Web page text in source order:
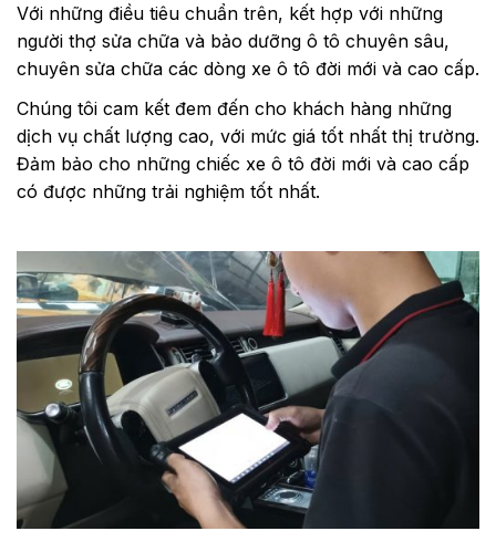
Với những điều tiêu chuẩn trên, kết hợp với những
người thợ sửa chữa và bảo dưỡng ô tô chuyên sâu,
chuyên sửa chữa các dòng xe ô tô đời mới và cao cấp.
Chúng tôi cam kết đem đến cho khách hàng những
dịch vụ chất lượng cao, với mức giá tốt nhất thị trường.
Đảm bảo cho những chiếc xe ô tô đời mới và cao cấp
có được những trải nghiệm tốt nhất.